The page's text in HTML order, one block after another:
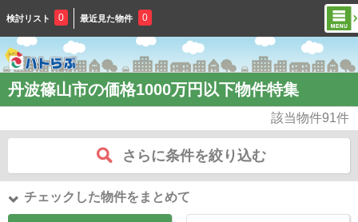
検討リスト 0 最近見た物件 0
丹波篠山市の価格1000万円以下物件特集
該当物件91件
さらに条件を絞り込む
チェックした物件をまとめて